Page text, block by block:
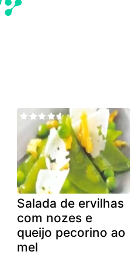
Salada de ervilhas
com nozes e
queijo pecorino ao
mel